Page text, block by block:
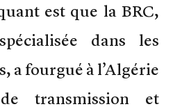
est que la BRC,
dans les
a fourgué à l’Algérie
transmission et